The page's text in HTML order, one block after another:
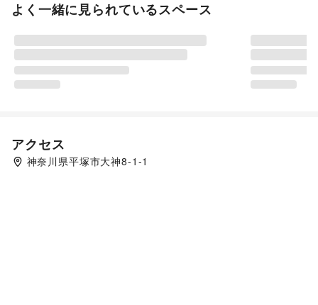
よく一緒に見られているスペース
アクセス
神奈川県平塚市大神8-1-1